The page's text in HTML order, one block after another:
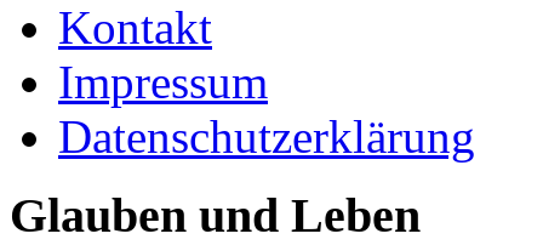
Kontakt
Impressum
Datenschutzerklärung
Glauben und Leben